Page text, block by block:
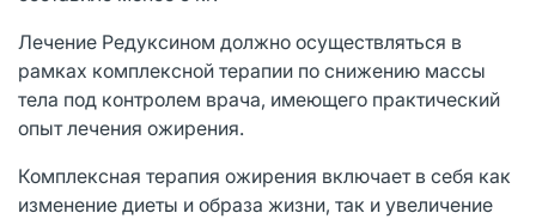
Лечение Редуксином должно осуществляться в
рамках комплексной терапии по снижению массы
тела под контролем врача, имеющего практический
опыт лечения ожирения.
Комплексная терапия ожирения включает в себя как
изменение диеты и образа жизни, так и увеличение